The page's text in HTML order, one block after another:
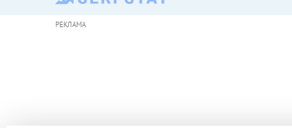
РЕКЛАМА